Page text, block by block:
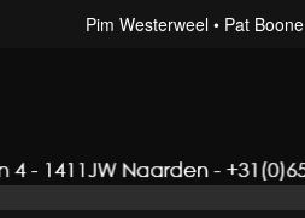
Pim Westerweel Pat Boone